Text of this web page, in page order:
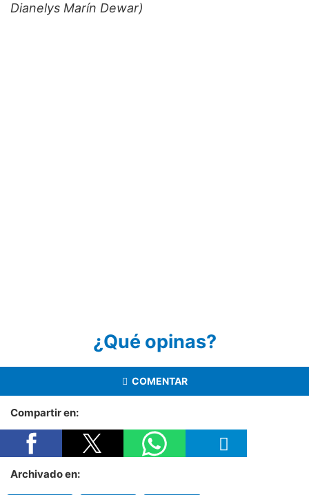
Dianelys Marín Dewar)
¿Qué opinas?
COMENTAR
Compartir en:
Archivado en: